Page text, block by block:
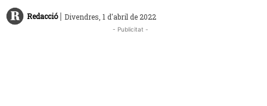
Redacció | Divendres, 1 d'abril de 2022
- Publicitat -